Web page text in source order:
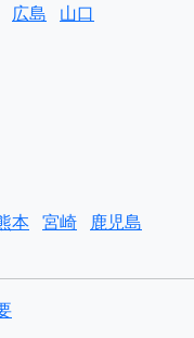
広島 山口
本 宮崎
鹿児島